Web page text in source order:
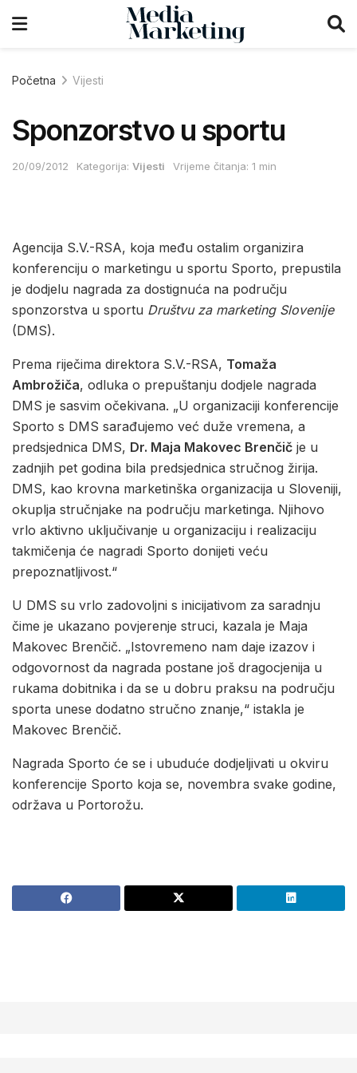
Početna Vijesti
Sponzorstvo u sportu
20/09/2012 Kategorija: Vijesti Vrijeme čitanja: 1 min
Agencija S.V.-RSA, koja među ostalim organizira
konferenciju o marketingu u sportu Sporto, prepustila
je dodjelu nagrada za dostignuća na području
sponzorstva u sportu Društvu za marketing Slovenije
(DMS).
Prema riječima direktora S.V.-RSA, Tomaža
Ambrožiča, odluka o prepuštanju dodjele nagrada
DMS je sasvim očekivana. „U organizaciji konferencije
Sporto s DMS sarađujemo već duže vremena, a
predsjednica DMS, Dr. Maja Makovec Brenčič je u
zadnjih pet godina bila predsjednica stručnog žirija.
DMS, kao krovna marketinška organizacija u Sloveniji,
okuplja stručnjake na području marketinga. Njihovo
vrlo aktivno uključivanje u organizaciju i realizaciju
takmičenja će nagradi Sporto donijeti veću
prepoznatljivost.“
U DMS su vrlo zadovoljni s inicijativom za saradnju
čime je ukazano povjerenje struci, kazala je Maja
Makovec Brenčič. „Istovremeno nam daje izazov i
odgovornost da nagrada postane još dragocjenija u
rukama dobitnika i da se u dobru praksu na području
sporta unese dodatno stručno znanje,“ istakla je
Makovec Brenčič.
Nagrada Sporto će se i ubuduće dodjeljivati u okviru
konferencije Sporto koja se, novembra svake godine,
održava u Portorožu.